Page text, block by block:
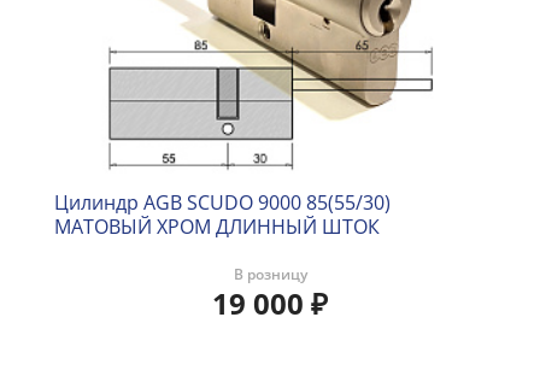
Цилиндр AGB SCUDO 9000 85(55/30)
МАТОВЫЙ ХРОМ ДЛИННЫЙ ШТОК
В розницу
19 000 ₽